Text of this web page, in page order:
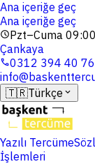
Ana içeriğe geç
Ana içeriğe geç
schedulePzt–Cuma
Çankaya
phone0312 394 40 76
🇹🇷Türkçe expand_more
Yazılı Tercüme
İşlemleri